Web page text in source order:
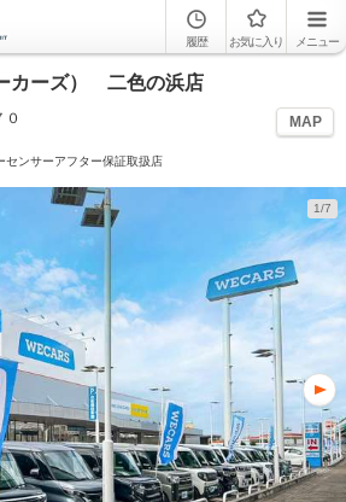
履歴 お気に入り メニュー
カーズ） 二色の浜店
０ MAP
センサーアフター保証取扱店
1/7